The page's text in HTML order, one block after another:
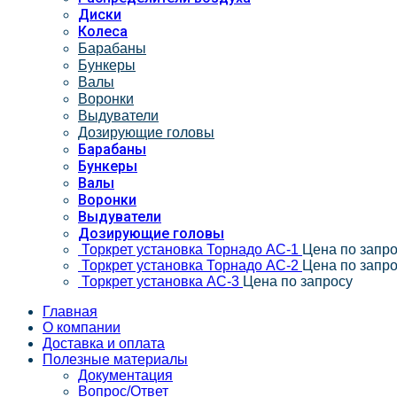
Диски
Колеса
Барабаны
Бункеры
Валы
Воронки
Выдуватели
Дозирующие головы
Барабаны
Бункеры
Валы
Воронки
Выдуватели
Дозирующие головы
Торкрет установка Торнадо АС-1 Цена по
Торкрет установка Торнадо АС-2 Цена по
Торкрет установка АС-3 Цена по запросу
Главная
О компании
Доставка и оплата
Полезные материалы
Документация
Вопрос/Ответ